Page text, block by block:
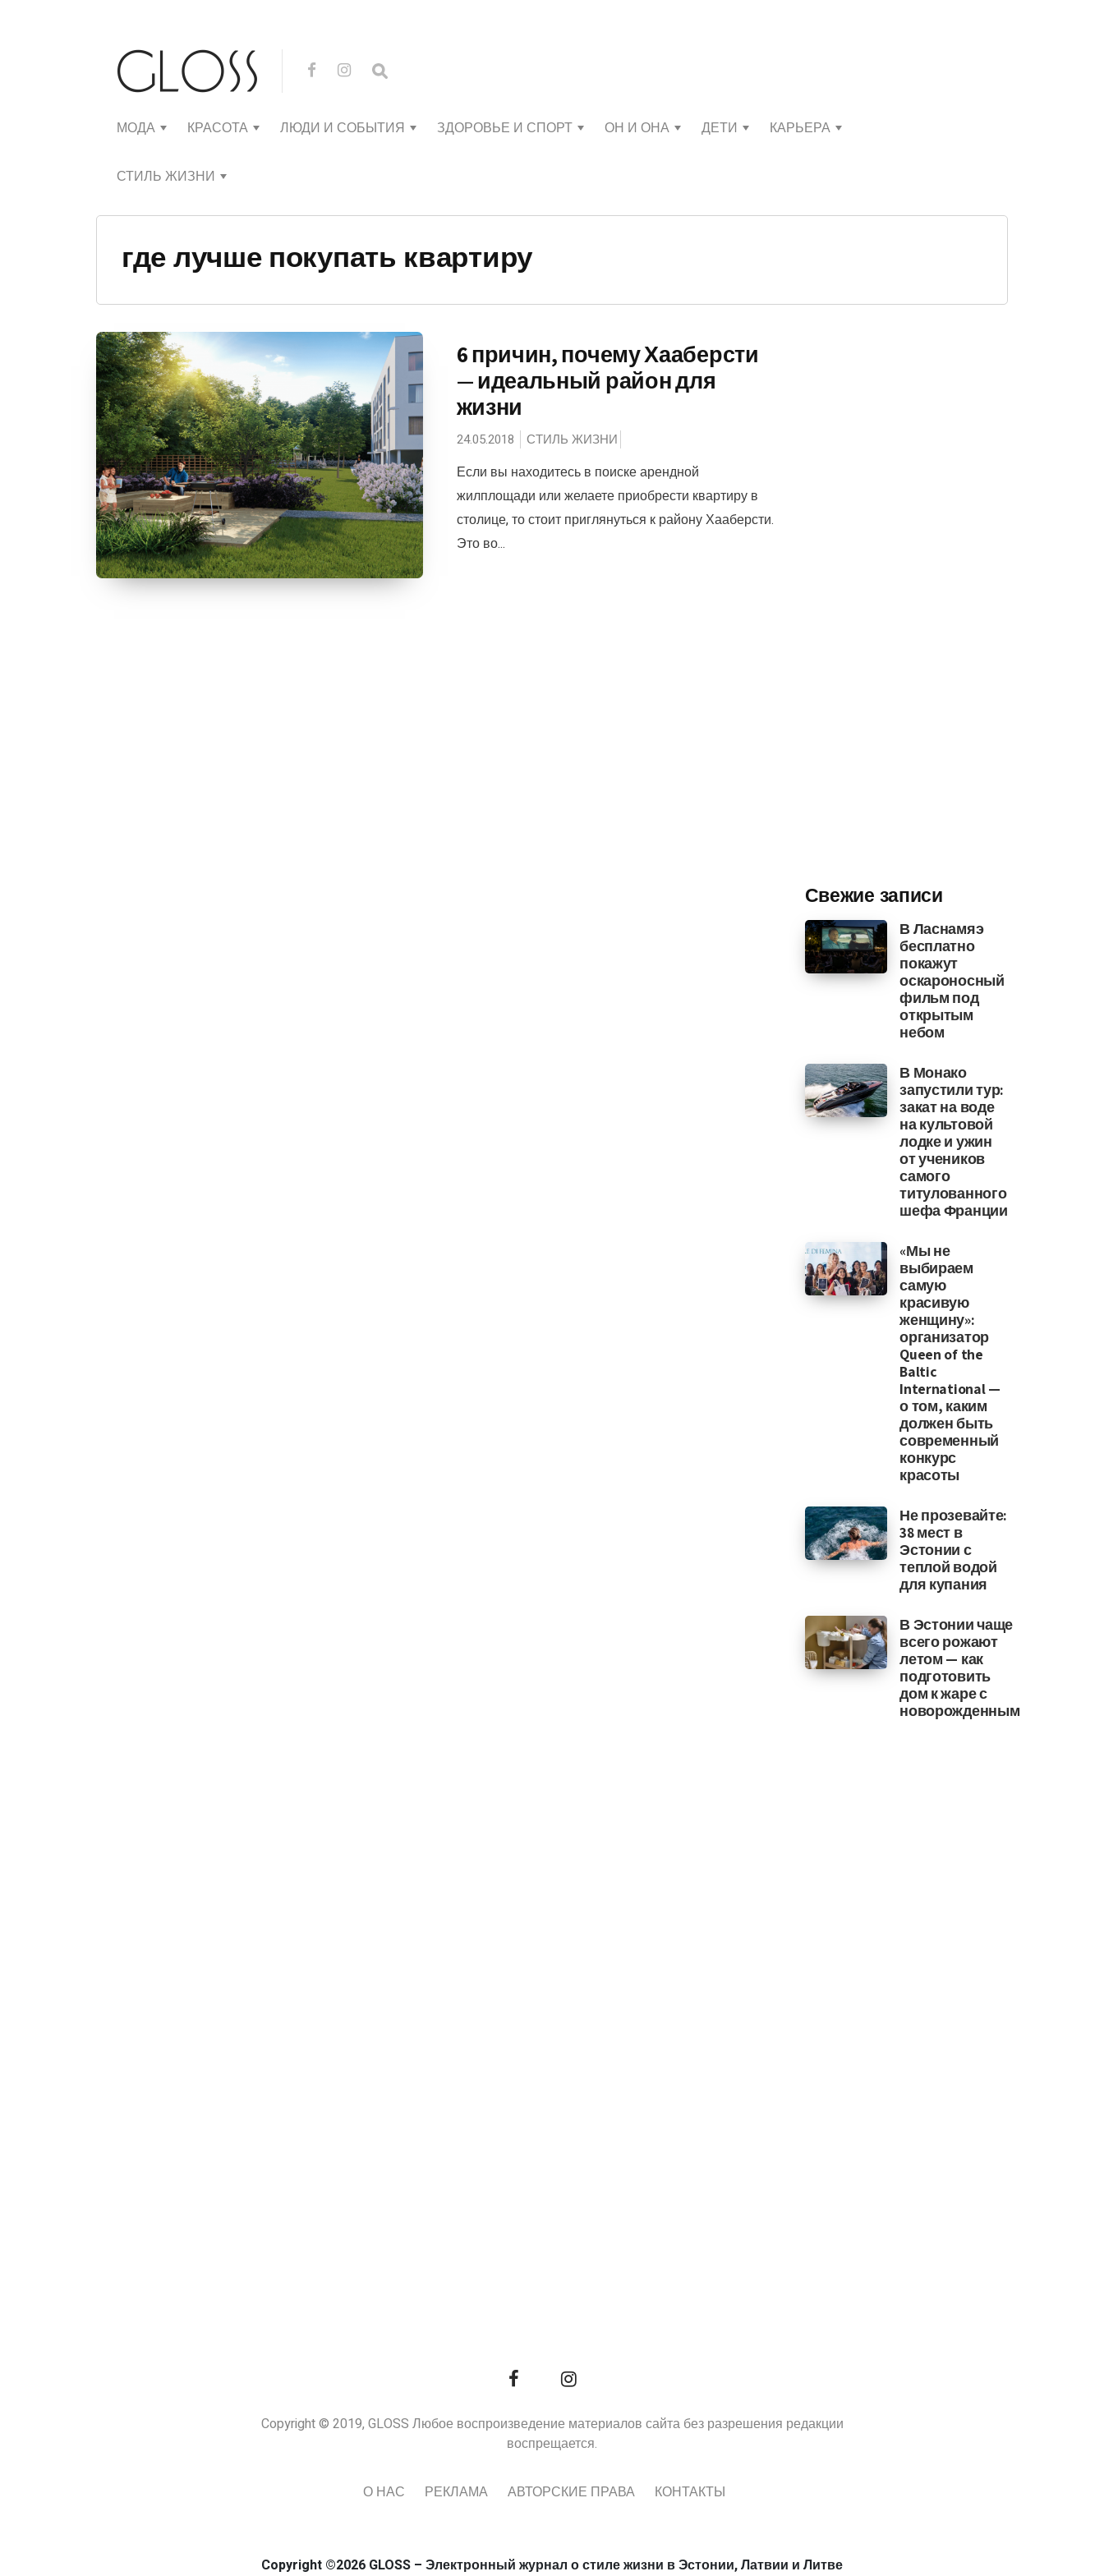
МОДА КРАСОТА ЛЮДИ И СОБЫТИЯ ЗДОРОВЬЕ И СПОРТ ОН И ОНА ДЕТИ КАРЬЕРА
СТИЛЬ ЖИЗНИ
где лучше покупать квартиру
6 причин, почему Хааберсти
— идеальный район для
жизни
24.05.2018 СТИЛЬ ЖИЗНИ
Если вы находитесь в поиске арендной
жилплощади или желаете приобрести квартиру в
столице, то стоит приглянуться к району Хааберсти.
Это во...
Свежие записи
В Ласнамяэ
бесплатно
покажут
оскароносный
фильм под
открытым
небом
В Монако
запустили тур:
закат на воде
на культовой
лодке и ужин
от учеников
самого
титулованного
шефа Франции
«Мы не
выбираем
самую
красивую
женщину»:
организатор
Queen of the
Baltic
International —
о том, каким
должен быть
современный
конкурс
красоты
Не прозевайте:
38 мест в
Эстонии с
теплой водой
для купания
В Эстонии чаще
всего рожают
летом — как
подготовить
дом к жаре с
новорожденным
Copyright © 2019, GLOSS Любое воспроизведение материалов сайта без разрешения редакции
воспрещается.
О НАС РЕКЛАМА АВТОРСКИЕ ПРАВА КОНТАКТЫ
Copyright ©2026 GLOSS – Электронный журнал о стиле жизни в Эстонии, Латвии и Литве